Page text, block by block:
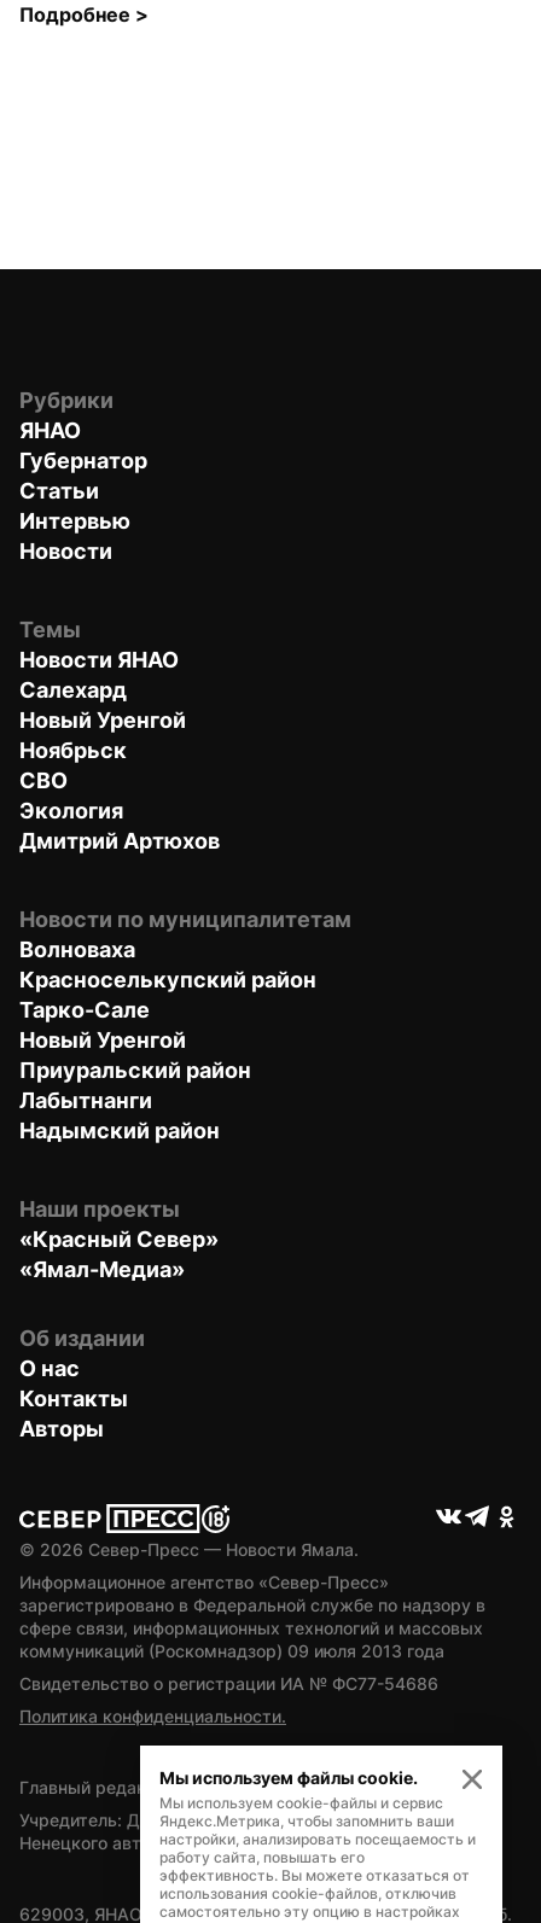
Подробнее >
Рубрики
ЯНАО
Губернатор
Статьи
Интервью
Новости
Темы
Новости ЯНАО
Салехард
Новый Уренгой
Ноябрьск
СВО
Экология
Дмитрий Артюхов
Новости по муниципалитетам
Волноваха
Красноселькупский район
Тарко-Сале
Новый Уренгой
Приуральский район
Лабытнанги
Надымский район
Наши проекты
«Красный Север»
«Ямал-Медиа»
Об издании
О нас
Контакты
Авторы
© 2026 Север-Пресс — Новости Ямала.
Информационное агентство «Север-Пресс»
зарегистрировано в Федеральной службе по надзору в
сфере связи, информационных технологий и массовых
коммуникаций (Роскомнадзор) 09 июля 2013 года
Свидетельство о регистрации ИА № ФС77-54686
Политика конфиденциальности.
Главный редактор — А.Л. Поздеев
Учредитель: Департамент внутренней политики Ямало-
Ненецкого автономного округа
629003, ЯНАО, Салехард, мкр. Богдана Кнунянца, д.1, каб.
Мы используем файлы cookie.
Мы используем cookie-файлы и сервис
Яндекс.Метрика, чтобы запомнить ваши
настройки, анализировать посещаемость и
работу сайта, повышать его
эффективность. Вы можете отказаться от
использования cookie-файлов, отключив
самостоятельно эту опцию в настройках